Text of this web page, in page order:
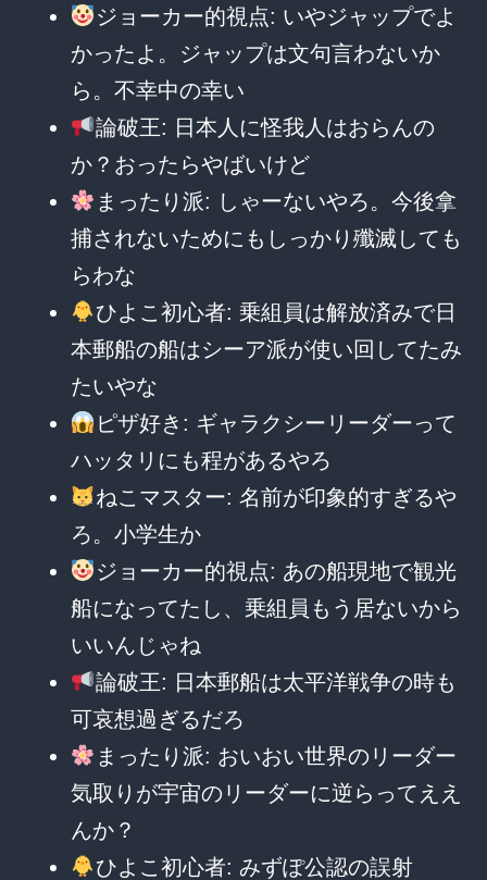
ジョーカー的視点: いやジャップでよ
かったよ。ジャップは文句言わないか
ら。不幸中の幸い
論破王: 日本人に怪我人はおらんの
か？おったらやばいけど
まったり派: しゃーないやろ。今後拿
捕されないためにもしっかり殲滅しても
らわな
ひよこ初心者: 乗組員は解放済みで日
本郵船の船はシーア派が使い回してたみ
たいやな
ピザ好き: ギャラクシーリーダーって
ハッタリにも程があるやろ
ねこマスター: 名前が印象的すぎるや
ろ。小学生か
ジョーカー的視点: あの船現地で観光
船になってたし、乗組員もう居ないから
いいんじゃね
論破王: 日本郵船は太平洋戦争の時も
可哀想過ぎるだろ
まったり派: おいおい世界のリーダー
気取りが宇宙のリーダーに逆らってええ
んか？
ひよこ初心者: みずぽ公認の誤射